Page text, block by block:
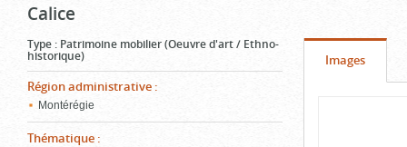
Calice
Type : Patrimoine mobilier (Oeuvre d'art / Ethno-
historique)
Région administrative :
Montérégie
Thématique :
Onglet
Images(cliquer
pour